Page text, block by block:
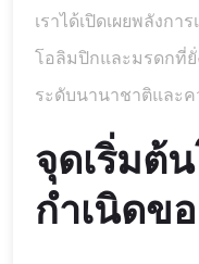
เราได้เปิดเผยพลังก
โอลิมปิกและมรดกที่
ระดับนานาชาติและ
จุดเริ่มต้
กำเนิดข